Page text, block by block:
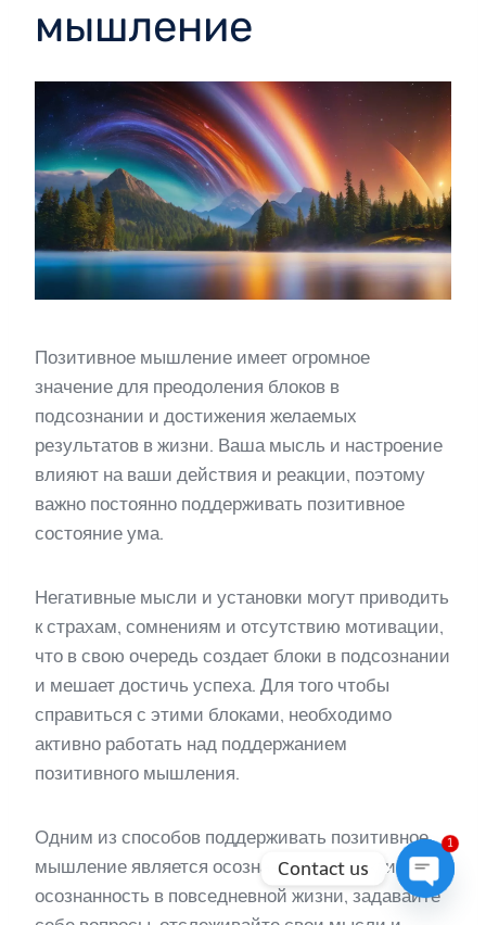
мышление
Позитивное мышление имеет огромное
значение для преодоления блоков в
подсознании и достижения желаемых
результатов в жизни. Ваша мысль и настроение
влияют на ваши действия и реакции, поэтому
важно постоянно поддерживать позитивное
состояние ума.
Негативные мысли и установки могут приводить
к страхам, сомнениям и отсутствию мотивации,
что в свою очередь создает блоки в подсознании
и мешает достичь успеха. Для того чтобы
справиться с этими блоками, необходимо
активно работать над поддержанием
позитивного мышления.
Одним из способов поддерживать позитивное
мышление является осознанность. Практикуйте
осознанность в повседневной жизни, задавайте
Contact us
1